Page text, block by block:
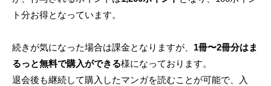
ト分お得となっています。
続きが気になった場合は課金となりますが、 1冊〜2冊分はま
るっと無料で購入ができる様になっております。
退会後も継続して購入したマンガを読むことが可能で、入